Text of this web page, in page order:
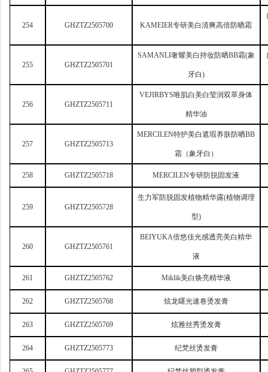
254 GHZTZ2505700 KAMEIER专研美白清爽高倍防晒霜
255 GHZTZ2505701
SAMANLI奢耀美白持妆防晒BB霜(象
牙白)
256 GHZTZ2505711
VEJIRBYS唯肌白美白莹润双萃身体
精华油
257 GHZTZ2505713
MERCILEN特护美白遮瑕养肤防晒BB
霜（象牙白）
258 GHZTZ2505718 MERCILEN专研防脱固发液
259 GHZTZ2505728
生力军防脱固发植物精华露(植物调理
型)
260 GHZTZ2505761
BEIYUKA倍悠佳光感透亮美白精华
液
261 GHZTZ2505762 Miklik美白焕亮精华液
262 GHZTZ2505768 炫龙曙光速卷烫发膏
263 GHZTZ2505769 炫雅丝秀烫发膏
264 GHZTZ2505773 纪梵丝烫发膏